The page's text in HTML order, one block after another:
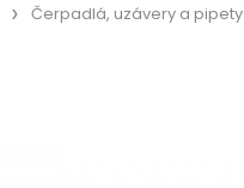
Čerpadlá, uzávery a pipety